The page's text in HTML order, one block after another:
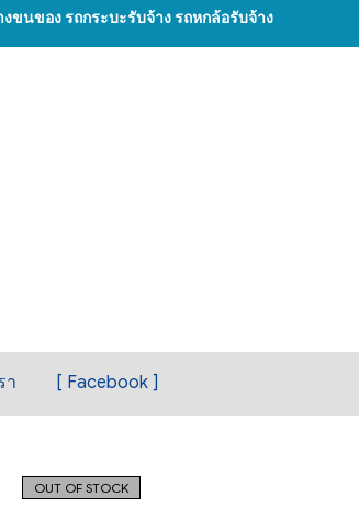
นของ รถกระบะรับจ้าง รถหกล้อรับจ้าง
า [ Facebook ]
OUT OF STOCK